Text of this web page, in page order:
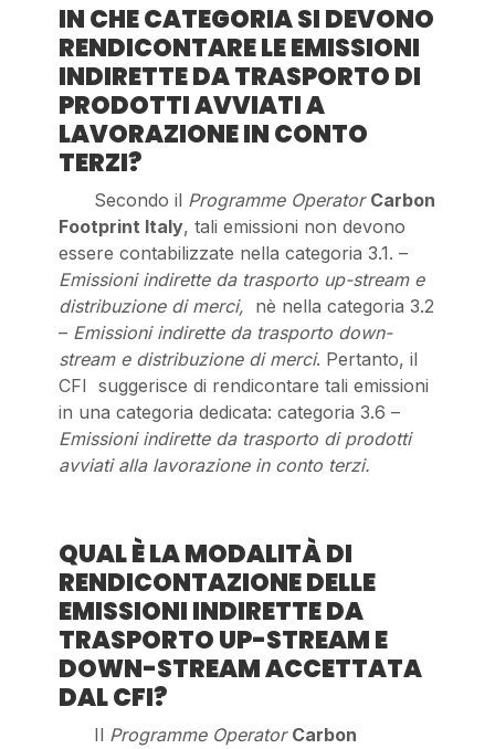
IN CHE CATEGORIA SI DEVONO
RENDICONTARE LE EMISSIONI
INDIRETTE DA TRASPORTO DI
PRODOTTI AVVIATI A
LAVORAZIONE IN CONTO
TERZI?
Secondo il Programme Operator Carbon
Footprint Italy, tali emissioni non devono
essere contabilizzate nella categoria 3.1. –
Emissioni indirette da trasporto up-stream e
distribuzione di merci, nè nella categoria 3.2
– Emissioni indirette da trasporto down-
stream e distribuzione di merci. Pertanto, il
CFI suggerisce di rendicontare tali emissioni
in una categoria dedicata: categoria 3.6 –
Emissioni indirette da trasporto di prodotti
avviati alla lavorazione in conto terzi.
QUAL È LA MODALITÀ DI
RENDICONTAZIONE DELLE
EMISSIONI INDIRETTE DA
TRASPORTO UP-STREAM E
DOWN-STREAM ACCETTATA
DAL CFI?
Il Programme Operator Carbon